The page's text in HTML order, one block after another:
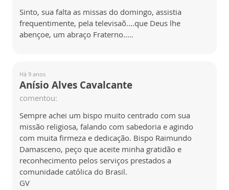
Sinto, sua falta as missas do domingo, assistia
frequentimente, pela televisaõ....que Deus lhe
abençoe, um abraço Fraterno.....
Há 9 anos
Anísio Alves Cavalcante
comentou:
Sempre achei um bispo muito centrado com sua
missão religiosa, falando com sabedoria e agindo
com muita firmeza e dedicação. Bispo Raimundo
Damasceno, peço que aceite minha gratidão e
reconhecimento pelos serviços prestados a
comunidade católica do Brasil.
GV